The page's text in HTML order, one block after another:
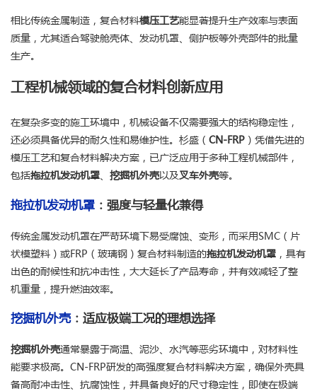
相比传统金属制造，复合材料模压工艺能显著提升生产效率与表面
质量，尤其适合驾驶舱壳体、发动机罩、侧护板等外壳部件的批量
生产。
工程机械领域的复合材料创新应用
在复杂多变的施工环境中，机械设备不仅需要强大的结构稳定性，
还必须具备优异的耐久性和易维护性。杉盛（ CN-FRP ）凭借先进的
模压工艺和复合材料解决方案，已广泛应用于多种工程机械部件，
包括拖拉机发动机罩、 挖掘机外壳以及叉车外壳等。
拖拉机发动机罩 ：强度与轻量化兼得
传统金属发动机罩在严苛环境下易受腐蚀、变形，而采用SMC（片
状模塑料）或FRP（玻璃钢）复合材料制造的拖拉机发动机罩 ，具有
出色的耐候性和抗冲击性，大大延长了产品寿命，并有效减轻了整
机重量，提升燃油效率。
挖掘机外壳：适应极端工况的理想选择
挖掘机外壳通常暴露于高温、泥沙、水汽等恶劣环境中，对材料性
能要求极高。CN-FRP研发的高强度复合材料解决方案，确保外壳具
备高耐冲击性、抗腐蚀性，并具备良好的尺寸稳定性，即使在极端